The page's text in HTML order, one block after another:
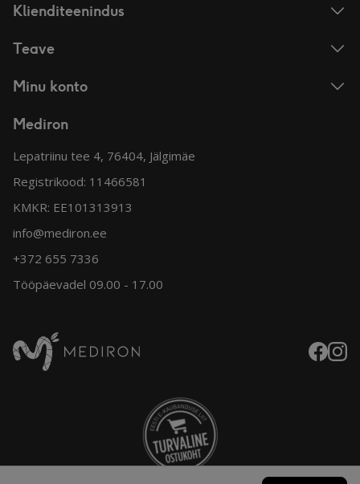
Klienditeenindus
Teave
Minu konto
Mediron
Lepatriinu tee 4, 76404, Jälgimäe
Registrikood: 11466581
KMKR: EE101313913
info@mediron.ee
+372 655 7336
Tööpäevadel 09.00 - 17.00